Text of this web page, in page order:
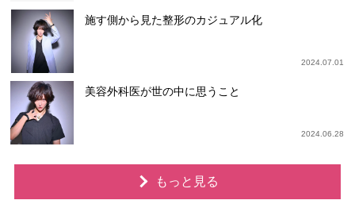
施す側から見た整形のカジュアル化
2024.07.01
美容外科医が世の中に思うこと
2024.06.28
もっと見る